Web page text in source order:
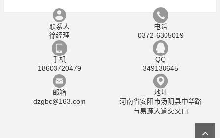
联系人
徐经理
电话
0372-6305019
手机
18603720479
QQ
349138645
邮箱
dzgbc@163.com
地址
河南省安阳市汤阴县中华路
与易源大道交叉口